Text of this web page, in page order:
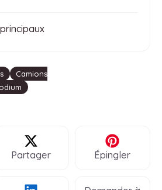
Camions
Partager Épingler